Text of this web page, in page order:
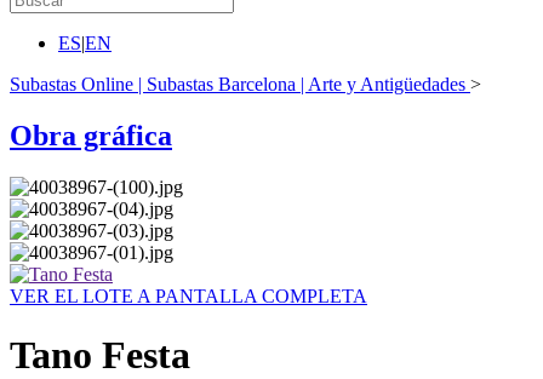
ES|EN
Subastas Online | Subastas Barcelona | Arte y Antigüedades >
Obra gráfica
VER EL LOTE A PANTALLA COMPLETA
Tano Festa